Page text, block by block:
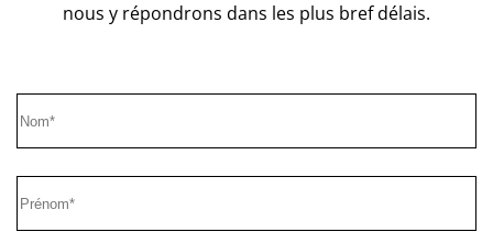
nous y répondrons dans les plus bref délais.